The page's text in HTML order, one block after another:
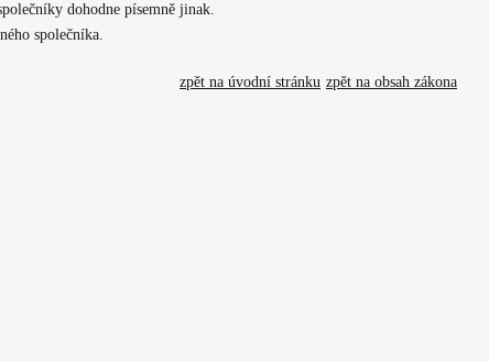
dohodne písemně jinak.
společníka.
zpět na obsah zákona
zpět na úvodní stránku